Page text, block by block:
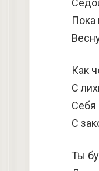
Пока
Как
С
Себя
С
Ты